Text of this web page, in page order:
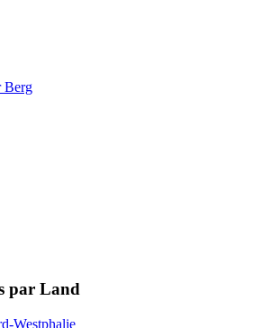
Berg
par Land
Westphalie